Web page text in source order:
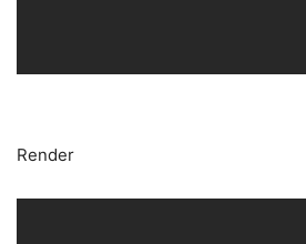
Render